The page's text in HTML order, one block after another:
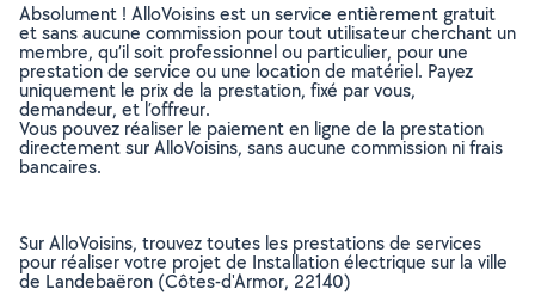
Absolument ! AlloVoisins est un service entièrement gratuit
et sans aucune commission pour tout utilisateur cherchant un
membre, qu’il soit professionnel ou particulier, pour une
prestation de service ou une location de matériel. Payez
uniquement le prix de la prestation, fixé par vous,
demandeur, et l’offreur.
Vous pouvez réaliser le paiement en ligne de la prestation
directement sur AlloVoisins, sans aucune commission ni frais
bancaires.
Sur AlloVoisins, trouvez toutes les prestations de services
pour réaliser votre projet de Installation électrique sur la ville
de Landebaëron (Côtes-d'Armor, 22140)